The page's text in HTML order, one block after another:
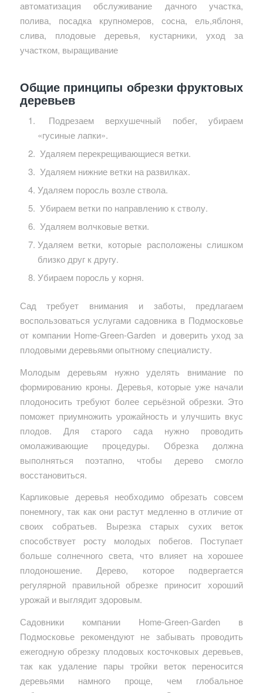
Общие принципы обрезки фруктовых
деревьев
Подрезаем верхушечный побег, убираем
«гусиные лапки».
Удаляем перекрещивающиеся ветки.
Удаляем нижние ветки на развилках.
Удаляем поросль возле ствола.
Убираем ветки по направлению к стволу.
Удаляем волчковые ветки.
Удаляем ветки, которые расположены слишком
близко друг к другу.
Убираем поросль у корня.
Сад требует внимания и заботы, предлагаем
воспользоваться услугами садовника в Подмосковье
от компании Home-Green-Garden и доверить уход за
плодовыми деревьями опытному специалисту.
Молодым деревьям нужно уделять внимание по
формированию кроны. Деревья, которые уже начали
плодоносить требуют более серьёзной обрезки. Это
поможет приумножить урожайность и улучшить вкус
плодов. Для старого сада нужно проводить
омолаживающие процедуры. Обрезка должна
выполняться поэтапно, чтобы дерево смогло
восстановиться.
Карликовые деревья необходимо обрезать совсем
понемногу, так как они растут медленно в отличие от
своих собратьев. Вырезка старых сухих веток
способствует росту молодых побегов. Поступает
больше солнечного света, что влияет на хорошее
плодоношение. Дерево, которое подвергается
регулярной правильной обрезке приносит хороший
урожай и выглядит здоровым.
Садовники компании Home-Green-Garden в
Подмосковье рекомендуют не забывать проводить
ежегодную обрезку плодовых косточковых деревьев,
так как удаление пары тройки веток переносится
деревьями намного проще, чем глобальное